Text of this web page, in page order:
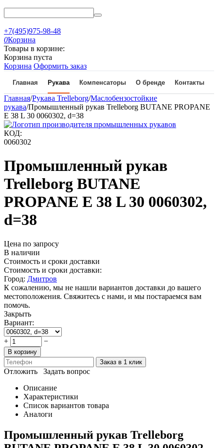
+7(495)975-98-48
0Корзина
Товары в корзине:
Корзина пуста
Корзина Оформить заказ
Главная Рукава Компенсаторы О бренде Контакты
Главная/Рукава Trelleborg/Маслобензостойкие
рукава/Промышленный рукав Trelleborg BUTANE PROPANE
E 38 L 30 0060302, d=38
КОД:
0060302
Промышленный рукав
Trelleborg BUTANE
PROPANE E 38 L 30 0060302,
d=38
Цена по запросу
В наличии
Стоимость и сроки доставки
Стоимость и сроки доставки:
Город: Дмитров
К сожалению, мы не нашли вариантов доставки до вашего
местоположения. Свяжитесь с нами, и мы постараемся вам
помочь.
Закрыть
Вариант:
+ −
В корзину
Заказ в 1 клик
Отложить
Задать вопрос
Описание
Характеристики
Список вариантов товара
Аналоги
Промышленный рукав Trelleborg